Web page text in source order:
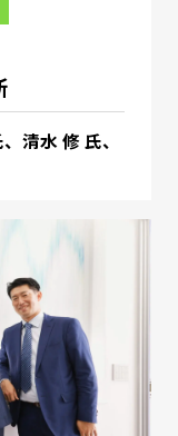
清水 修 氏、